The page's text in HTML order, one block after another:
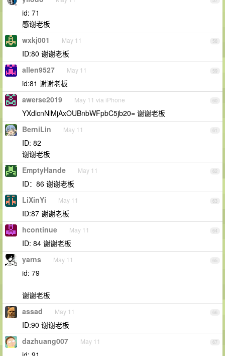
id: 71
感谢老板
58
wxkj001 May 11
ID:80 谢谢老板
59
allen9527 May 11
id:81 谢谢老板
60
awerse2019 May 11 via iPhone
YXdlcnNlMjAxOUBnbWFpbC5jb20= 谢谢老板
61
BerniLin May 11
ID: 82
谢谢老板
62
EmptyHande May 11
ID：86 谢谢老板
63
LiXinYi May 11
ID:87 谢谢老板
64
hcontinue May 11
ID: 84 谢谢老板
65
yarns May 11
id: 79
谢谢老板
66
assad May 11
ID:90 谢谢老板
67
dazhuang007 May 11